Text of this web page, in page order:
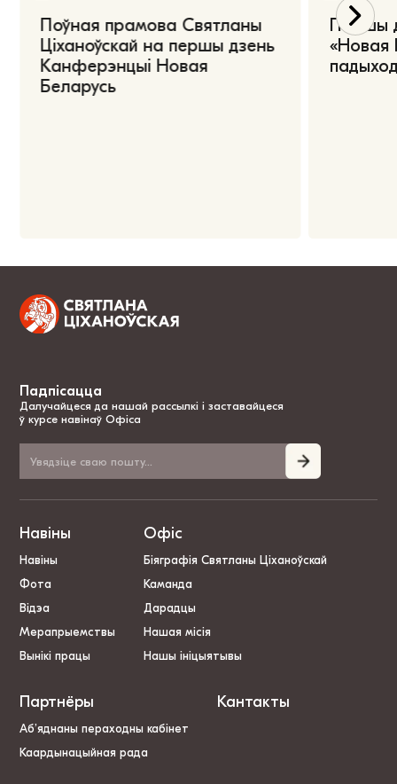
Поўная прамова Святланы
Ціханоўскай на першы дзень
Канферэнцыі Новая
Беларусь
Першы
«Новая
Падпісацца
Далучайцеся да нашай рассылкі і заставайцеся
ў курсе навінаў Офіса
Навіны
Навіны
Фота
Відэа
Мерапрыемствы
Вынікі працы
Офіс
Біяграфія Святланы Ціханоўскай
Каманда
Дарадцы
Нашая місія
Нашы ініцыятывы
Партнёры
Аб’яднаны пераходны кабінет
Каардынацыйная рада
Кантакты